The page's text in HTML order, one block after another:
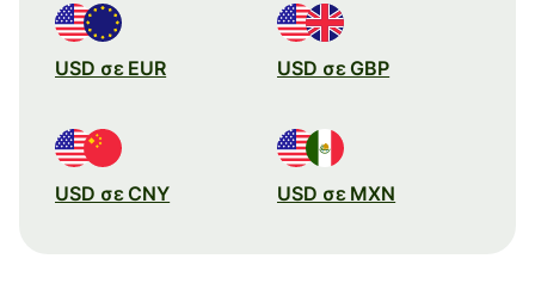
USD σε EUR USD σε GBP
USD σε CNY USD σε MXN